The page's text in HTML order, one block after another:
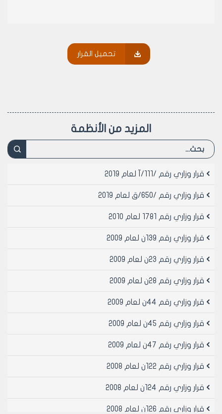
تحميل القرار
المزيد من الأنظمة
قرار وزاري رقم /111/آ لعام 2019
قرار وزاري رقم /650/ق لعام 2019
قرار وزاري رقم 1781 لعام 2010
قرار وزاري رقم 139ن لعام 2009
قرار وزاري رقم 23ن لعام 2009
قرار وزاري رقم 28ن لعام 2009
قرار وزاري رقم 44ن لعام 2009
قرار وزاري رقم 45ن لعام 2009
قرار وزاري رقم 47ن لعام 2009
قرار وزاري رقم 122ن لعام 2008
قرار وزاري رقم 124ن لعام 2008
قرار وزاري رقم 126ن لعام 2008